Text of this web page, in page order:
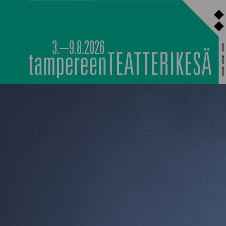
3.–9.8.2026